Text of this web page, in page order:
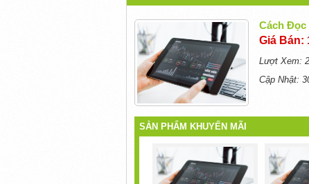
Cách Đọc
Giá Bán:
Lượt Xem:
Cập Nhật:
SẢN PHẨM KHUYẾN MÃI